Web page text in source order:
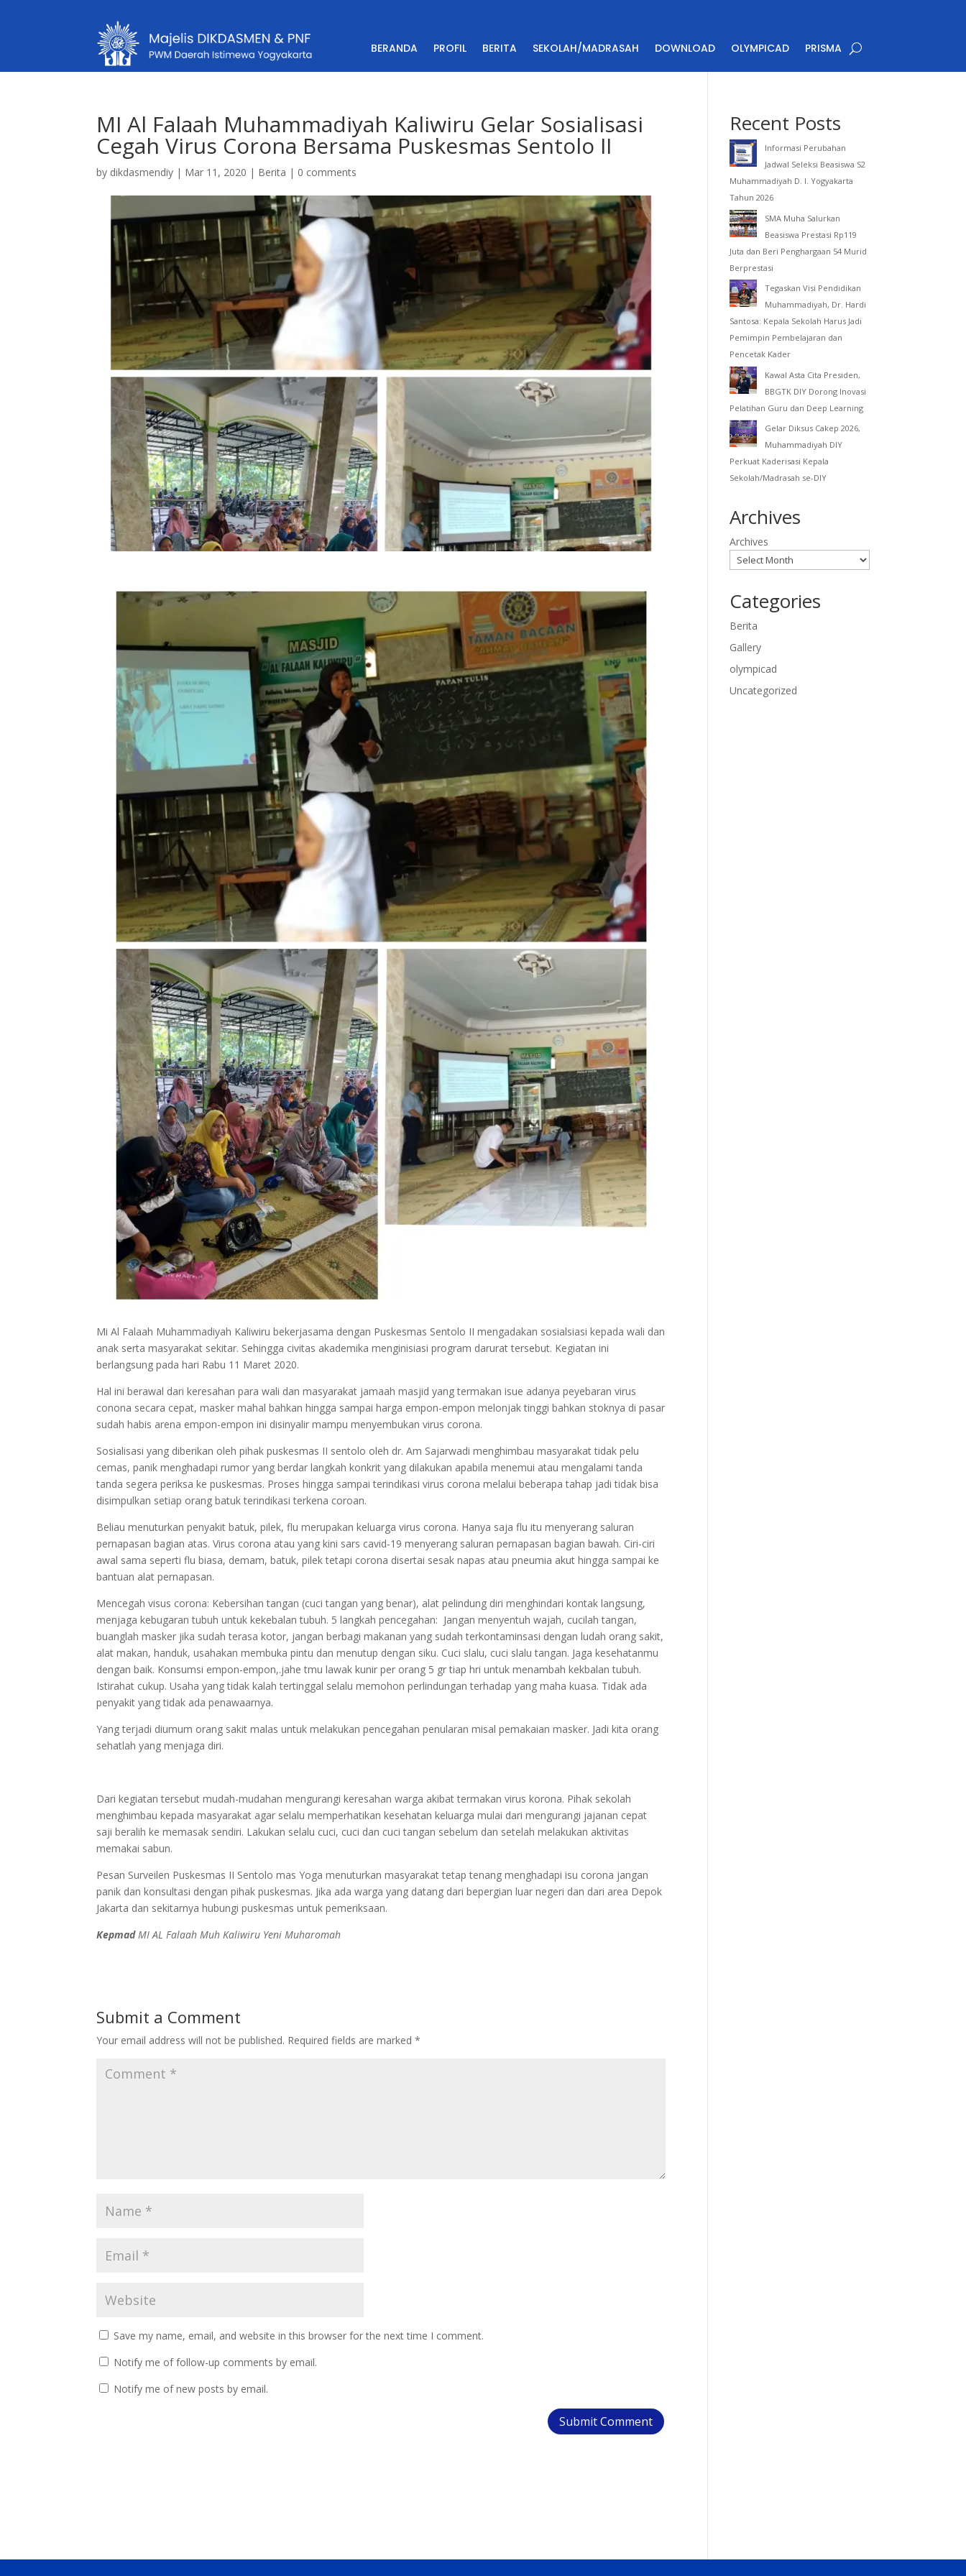
BERANDA PROFIL BERITA SEKOLAH/MADRASAH DOWNLOAD OLYMPICAD PRISMA
MI Al Falaah Muhammadiyah Kaliwiru Gelar Sosialisasi
Cegah Virus Corona Bersama Puskesmas Sentolo II
by dikdasmendiy | Mar 11, 2020 | Berita | 0 comments
Mi Al Falaah Muhammadiyah Kaliwiru bekerjasama dengan Puskesmas Sentolo II mengadakan sosialsiasi kepada wali dan
anak serta masyarakat sekitar. Sehingga civitas akademika menginisiasi program darurat tersebut. Kegiatan ini
berlangsung pada hari Rabu 11 Maret 2020.
Hal ini berawal dari keresahan para wali dan masyarakat jamaah masjid yang termakan isue adanya peyebaran virus
conona secara cepat, masker mahal bahkan hingga sampai harga empon-empon melonjak tinggi bahkan stoknya di pasar
sudah habis arena empon-empon ini disinyalir mampu menyembukan virus corona.
Sosialisasi yang diberikan oleh pihak puskesmas II sentolo oleh dr. Am Sajarwadi menghimbau masyarakat tidak pelu
cemas, panik menghadapi rumor yang berdar langkah konkrit yang dilakukan apabila menemui atau mengalami tanda
tanda segera periksa ke puskesmas. Proses hingga sampai terindikasi virus corona melalui beberapa tahap jadi tidak bisa
disimpulkan setiap orang batuk terindikasi terkena coroan.
Beliau menuturkan penyakit batuk, pilek, flu merupakan keluarga virus corona. Hanya saja flu itu menyerang saluran
pernapasan bagian atas. Virus corona atau yang kini sars cavid-19 menyerang saluran pernapasan bagian bawah. Ciri-ciri
awal sama seperti flu biasa, demam, batuk, pilek tetapi corona disertai sesak napas atau pneumia akut hingga sampai ke
bantuan alat pernapasan.
Mencegah visus corona: Kebersihan tangan (cuci tangan yang benar), alat pelindung diri menghindari kontak langsung,
menjaga kebugaran tubuh untuk kekebalan tubuh. 5 langkah pencegahan: Jangan menyentuh wajah, cucilah tangan,
buanglah masker jika sudah terasa kotor, jangan berbagi makanan yang sudah terkontaminsasi dengan ludah orang sakit,
alat makan, handuk, usahakan membuka pintu dan menutup dengan siku. Cuci slalu, cuci slalu tangan. Jaga kesehatanmu
dengan baik. Konsumsi empon-empon,.jahe tmu lawak kunir per orang 5 gr tiap hri untuk menambah kekbalan tubuh.
Istirahat cukup. Usaha yang tidak kalah tertinggal selalu memohon perlindungan terhadap yang maha kuasa. Tidak ada
penyakit yang tidak ada penawaarnya.
Yang terjadi diumum orang sakit malas untuk melakukan pencegahan penularan misal pemakaian masker. Jadi kita orang
sehatlah yang menjaga diri.
Dari kegiatan tersebut mudah-mudahan mengurangi keresahan warga akibat termakan virus korona. Pihak sekolah
menghimbau kepada masyarakat agar selalu memperhatikan kesehatan keluarga mulai dari mengurangi jajanan cepat
saji beralih ke memasak sendiri. Lakukan selalu cuci, cuci dan cuci tangan sebelum dan setelah melakukan aktivitas
memakai sabun.
Pesan Surveilen Puskesmas II Sentolo mas Yoga menuturkan masyarakat tetap tenang menghadapi isu corona jangan
panik dan konsultasi dengan pihak puskesmas. Jika ada warga yang datang dari bepergian luar negeri dan dari area Depok
Jakarta dan sekitarnya hubungi puskesmas untuk pemeriksaan.
KepmadMI AL Falaah Muh Kaliwiru Yeni Muharomah
Submit a Comment
Your email address will not be published. Required fields are marked*
Save my name, email, and website in this browser for the next time I comment.
Notify me of follow-up comments by email.
Notify me of new posts by email.
Recent Posts
Informasi Perubahan
Jadwal Seleksi Beasiswa S2
Muhammadiyah D. I. Yogyakarta
Tahun 2026
SMA Muha Salurkan
Beasiswa Prestasi Rp119
Juta dan Beri Penghargaan 54 Murid
Berprestasi
Tegaskan Visi Pendidikan
Muhammadiyah, Dr. Hardi
Santosa: Kepala Sekolah Harus Jadi
Pemimpin Pembelajaran dan
Pencetak Kader
Kawal Asta Cita Presiden,
BBGTK DIY Dorong Inovasi
Pelatihan Guru dan Deep Learning
Gelar Diksus Cakep 2026,
Muhammadiyah DIY
Perkuat Kaderisasi Kepala
Sekolah/Madrasah se-DIY
Archives
Archives
Categories
Berita
Gallery
olympicad
Uncategorized